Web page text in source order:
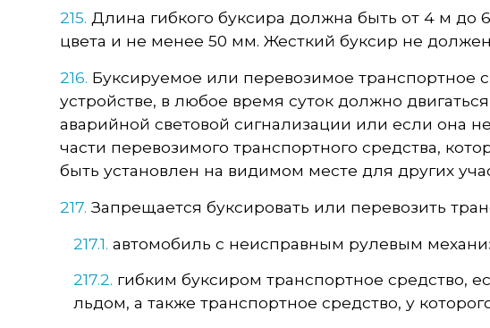
215. Длина гибкого буксира должна быть от 4 м
цвета и не менее 50 мм. Жесткий буксир не
216. Буксируемое или перевозимое транспортное
устройстве, в любое время суток должно
аварийной световой сигнализации или если она
части перевозимого транспортного средства,
быть установлен на видимом месте для других
217. Запрещается буксировать или перевозить
217.1. автомобиль с неисправным рулевым
217.2. гибким буксиром транспортное средство,
льдом, а также транспортное средство, у